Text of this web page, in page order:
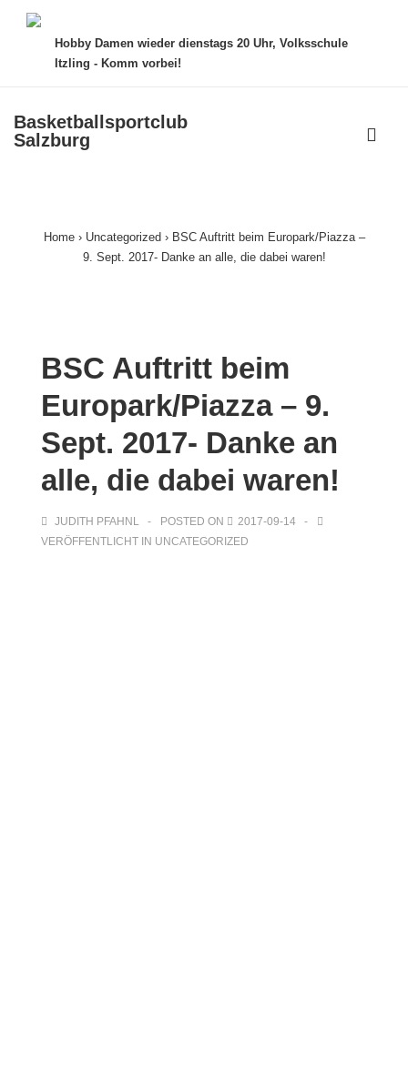
Hobby Damen wieder dienstags 20 Uhr, Volksschule
Itzling - Komm vorbei!
Basketballsportclub
Salzburg
Home › Uncategorized › BSC Auftritt beim Europark/Piazza –
9. Sept. 2017- Danke an alle, die dabei waren!
BSC Auftritt beim
Europark/Piazza – 9.
Sept. 2017- Danke an
alle, die dabei waren!
JUDITH PFAHNL POSTED ON
2017-09-14
VERÖFFENTLICHT IN UNCATEGORIZED